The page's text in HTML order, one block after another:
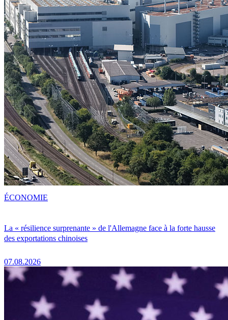
La « résilience surprenante » de l'Allemagne face à la forte hausse
des exportations chinoises
07.08.2026
ÉCONOMIE